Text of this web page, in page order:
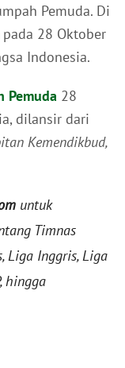
Pemuda. Di
28 Oktober
Indonesia.
Pemuda 28
dilansir dari
Kemendikbud,
untuk
Timnas
Liga Inggris, Liga
hingga